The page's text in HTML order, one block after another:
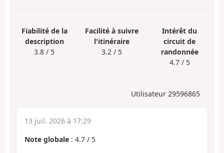
Fiabilité de la
description
3.8 / 5
Facilité à suivre
l'itinéraire
3.2 / 5
Intérêt du
circuit de
randonnée
4.7 / 5
Utilisateur 29596865
13 juil. 2026 à 17:29
Note globale : 4.7 / 5